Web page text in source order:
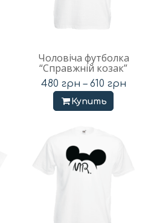
Чоловіча футболка
“Справжній козак”
480 грн – 610 грн
Купить